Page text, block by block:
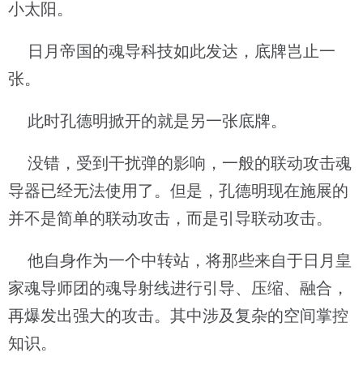
小太阳。
日月帝国的魂导科技如此发达，底牌岂止一
张。
此时孔德明掀开的就是另一张底牌。
没错，受到干扰弹的影响，一般的联动攻击魂
导器已经无法使用了。但是，孔德明现在施展的
并不是简单的联动攻击，而是引导联动攻击。
他自身作为一个中转站，将那些来自于日月皇
家魂导师团的魂导射线进行引导、压缩、融合，
再爆发出强大的攻击。其中涉及复杂的空间掌控
知识。